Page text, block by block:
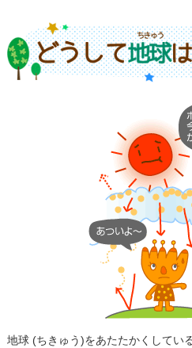
地球 (ちきゅう)をあたたかくしてい